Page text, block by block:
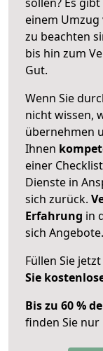
einem
zu beachten
bis hin zum
Gut.
Wenn Sie
nicht wissen,
übernehmen
Ihnen
einer
Dienste in
sich zurück.
Erfahrung in
sich Angebote.
Füllen Sie
Sie
Bis zu 60 %
finden Sie nur